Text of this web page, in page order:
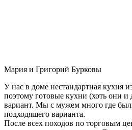
Мария и Григорий Бурковы
У нас в доме нестандартная кухня
поэтому готовые кухни (хоть они
вариант. Мы с мужем много где
подходящего варианта.
После всех походов по торговым